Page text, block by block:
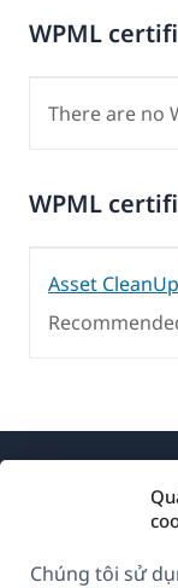
Chúng tôi sử
WPML
There are no
WPML
Asset